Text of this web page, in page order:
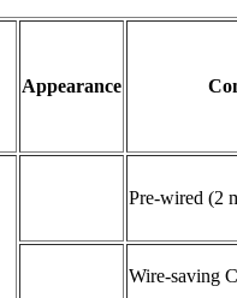
Appearance
Pre-wired (2
Wire-saving